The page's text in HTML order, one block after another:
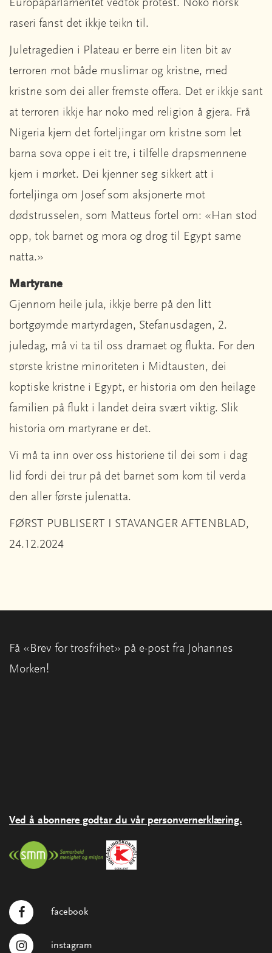
Europaparlamentet vedtok protest. Noko norsk
raseri fanst det ikkje teikn til.
Juletragedien i Plateau er berre ein liten bit av
terroren mot både muslimar og kristne, med
kristne som dei aller fremste offera. Det er ikkje sant
at terroren ikkje har noko med religion å gjera. Frå
Nigeria kjem det forteljingar om kristne som let
barna sova oppe i eit tre, i tilfelle drapsmennene
kjem i mørket. Dei kjenner seg sikkert att i
forteljinga om Josef som aksjonerte mot
dødstrusselen, som Matteus fortel om: «Han stod
opp, tok barnet og mora og drog til Egypt same
natta.»
Martyrane
Gjennom heile jula, ikkje berre på den litt
bortgøymde martyrdagen, Stefanusdagen, 2.
juledag, må vi ta til oss dramaet og flukta. For den
største kristne minoriteten i Midtausten, dei
koptiske kristne i Egypt, er historia om den heilage
familien på flukt i landet deira svært viktig. Slik
historia om martyrane er det.
Vi må ta inn over oss historiene til dei som i dag
lid fordi dei trur på det barnet som kom til verda
den aller første julenatta.
FØRST PUBLISERT I STAVANGER AFTENBLAD,
24.12.2024
Få «Brev for trosfrihet» på e-post fra Johannes
Morken!
Ved å abonnere godtar du vår personvernerklæring.
facebook
instagram